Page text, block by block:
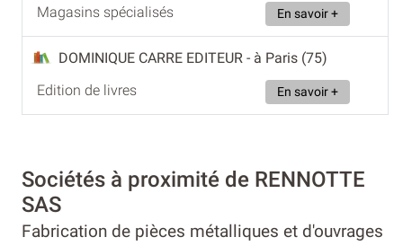
Magasins spécialisés
En savoir +
DOMINIQUE CARRE EDITEUR - à Paris (75)
Edition de livres
En savoir +
Sociétés à proximité de RENNOTTE
SAS
Fabrication de pièces métalliques et d'ouvrages